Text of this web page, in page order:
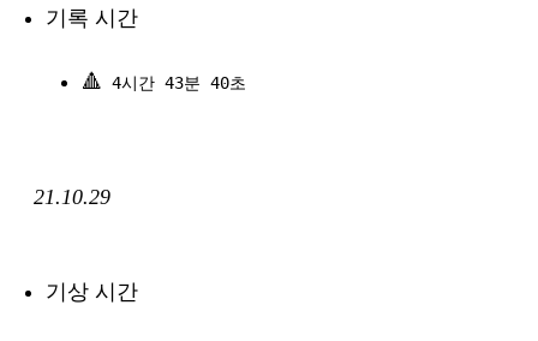
기록 시간
🔺 4시간 43분 40초
21.10.29
기상 시간